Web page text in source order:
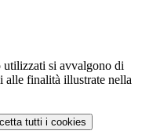
utilizzati si avvalgono di
alle finalità illustrate nella
tutti i cookies